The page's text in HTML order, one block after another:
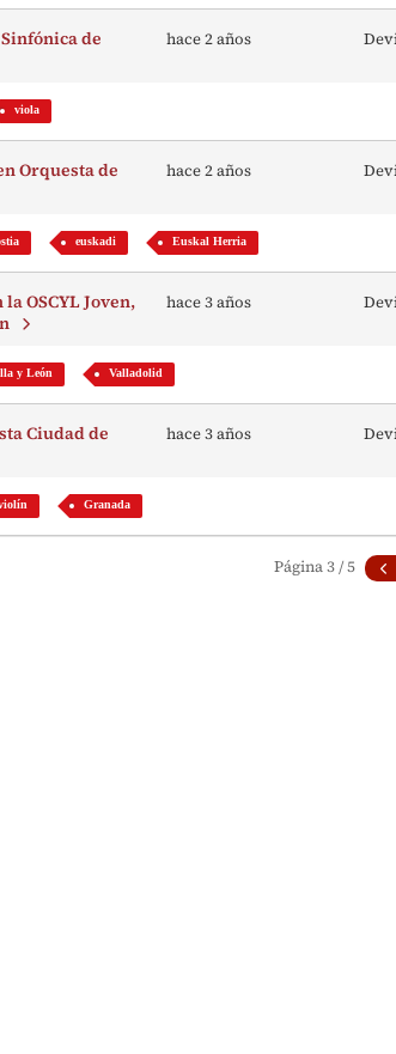
de
hace 2 años
viola
Orquesta de
hace 2 años
euskadi Euskal Herria
OSCYL Joven,
hace 3 años
y León Valladolid
Ciudad de
hace 3 años
Granada
Página 3 / 5